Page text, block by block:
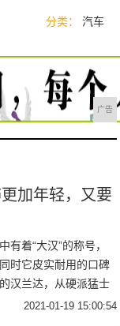
分类： 汽车
广告
加年轻，又要
有着“大汉”的称号，
时它皮实耐用的口碑
汉兰达，从硬派猛士
俊男的形象依旧深受
2021-01-19 15:00:54